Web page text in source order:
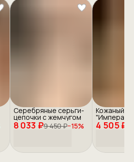
8 033 ₽9 450 ₽−15%
Серебряные серьги-
цепочки с жемчугом
4 505 ₽
Кожаный
нефрит" с
на шею